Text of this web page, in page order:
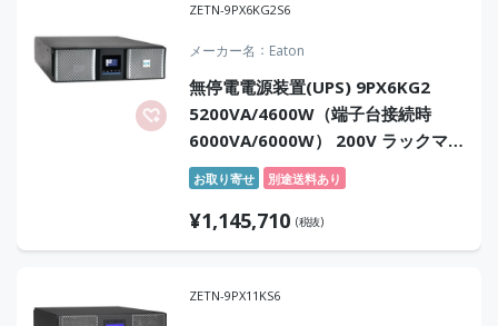
ZETN-9PX6KG2S6
メーカー名 Eaton
無停電電源装置(UPS) 9PX6KG2
5200VA/4600W（端子台接続時
6000VA/6000W） 200V ラックマウ
ント型 常時インバータ方式 正弦波
センドバック6年保証付
お取り寄せ 別途送料あり
¥1,145,710 (税抜)
ZETN-9PX11KS6